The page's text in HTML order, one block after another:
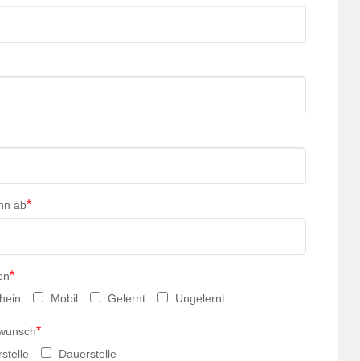
ab*
*
Mobil Gelernt Ungelernt
*
Dauerstelle